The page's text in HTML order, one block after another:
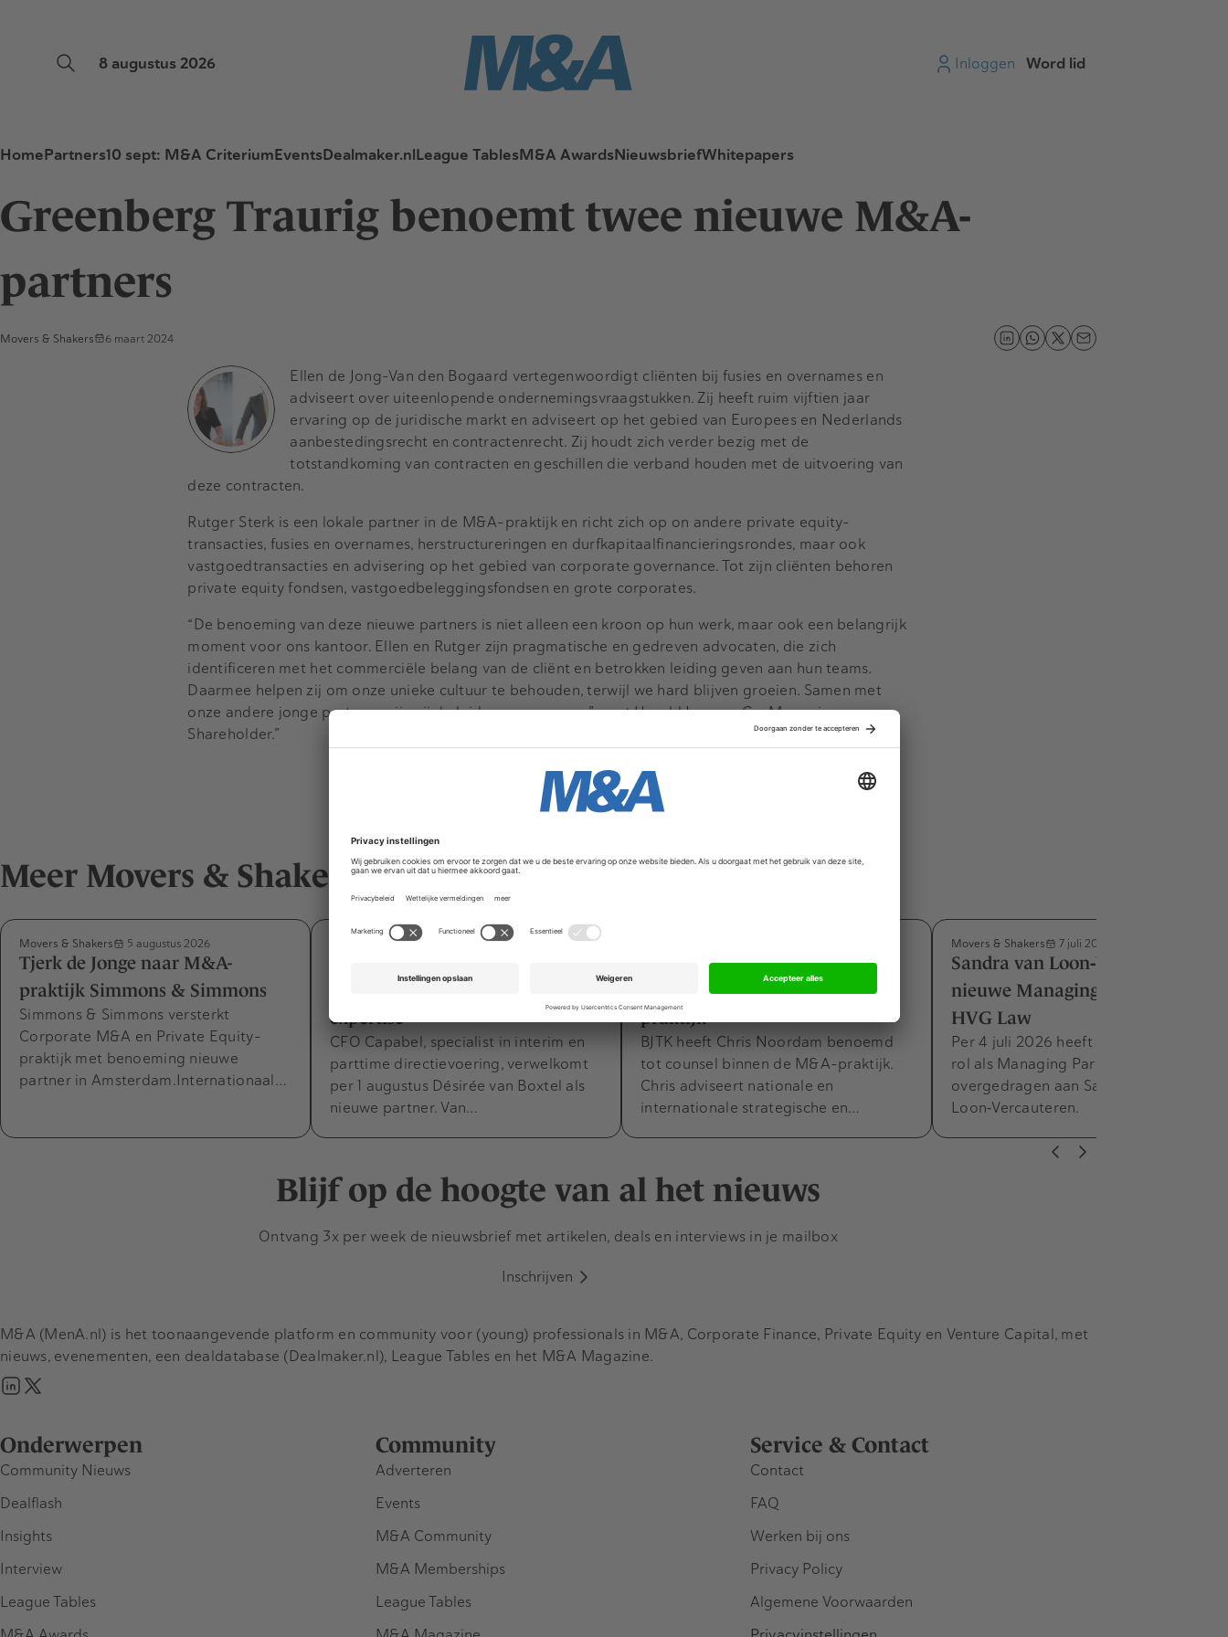
8 augustus 2026 Inloggen Word lid
HomePartners10 sept: M&A CriteriumEventsDealmaker.nlLeague TablesM&A AwardsNieuwsbriefWhitepapers
Greenberg Traurig benoemt twee nieuwe M&A-
partners
Movers & Shakers 6 maart 2024
Ellen de Jong-Van den Bogaard vertegenwoordigt cliënten bij fusies en overnames en
adviseert over uiteenlopende ondernemingsvraagstukken. Zij heeft ruim vijftien jaar
ervaring op de juridische markt en adviseert op het gebied van Europees en Nederlands
aanbestedingsrecht en contractenrecht. Zij houdt zich verder bezig met de
totstandkoming van contracten en geschillen die verband houden met de uitvoering van
deze contracten.
Rutger Sterk is een lokale partner in de M&A-praktijk en richt zich op on andere private equity-
transacties, fusies en overnames, herstructureringen en durfkapitaalfinancieringsrondes, maar ook
vastgoedtransacties en advisering op het gebied van corporate governance. Tot zijn cliënten behoren
private equity fondsen, vastgoedbeleggingsfondsen en grote corporates.
“De benoeming van deze nieuwe partners is niet alleen een kroon op hun werk, maar ook een belangrijk
moment voor ons kantoor. Ellen en Rutger zijn pragmatische en gedreven advocaten, die zich
identificeren met het commerciële belang van de cliënt en betrokken leiding geven aan hun teams.
Daarmee helpen zij om onze unieke cultuur te behouden, terwijl we hard blijven groeien. Samen met
onze andere jonge partners, zijn zij de leiders van morgen”, zegt Herald Jongen, Co-Managing
Shareholder.”
Meer Movers & Shakers
Movers & Shakers 5 augustus 2026
Tjerk de Jonge naar M&A-
praktijk Simmons & Simmons
Simmons & Simmons versterkt
Corporate M&A en Private Equity-
praktijk met benoeming nieuwe
partner in Amsterdam.Internationaal…
Movers & Shakers 4 augustus 2026
expertise
CFO Capabel, specialist in interim en
parttime directievoering, verwelkomt
per 1 augustus Désirée van Boxtel als
nieuwe partner. Van…
BJTK: Chris Noordam benoemd
tot counsel binnen de M&A-
praktijk
BJTK heeft Chris Noordam benoemd
tot counsel binnen de M&A-praktijk.
Chris adviseert nationale en
internationale strategische en…
Movers & Shakers 7 juli 2026
Sandra van Loon‑Vercauteren
nieuwe Managing Partner bij
HVG Law
Per 4 juli 2026 heeft Frank Zandee zijn
rol als Managing Partner van HVG Law
overgedragen aan Sandra van
Loon‑Vercauteren.
Blijf op de hoogte van al het nieuws
Ontvang 3x per week de nieuwsbrief met artikelen, deals en interviews in je mailbox
Inschrijven
Onderwerpen
Community Nieuws
Dealflash
Insights
Interview
League Tables
Community
Adverteren
Events
M&A Community
M&A Memberships
League Tables
Service & Contact
Contact
FAQ
Werken bij ons
Privacy Policy
Algemene Voorwaarden
M&A (MenA.nl) is het toonaangevende platform en community voor (young) professionals in M&A, Corporate Finance, Private Equity en Venture Capital, met
nieuws, evenementen, een dealdatabase (Dealmaker.nl), League Tables en het M&A Magazine.